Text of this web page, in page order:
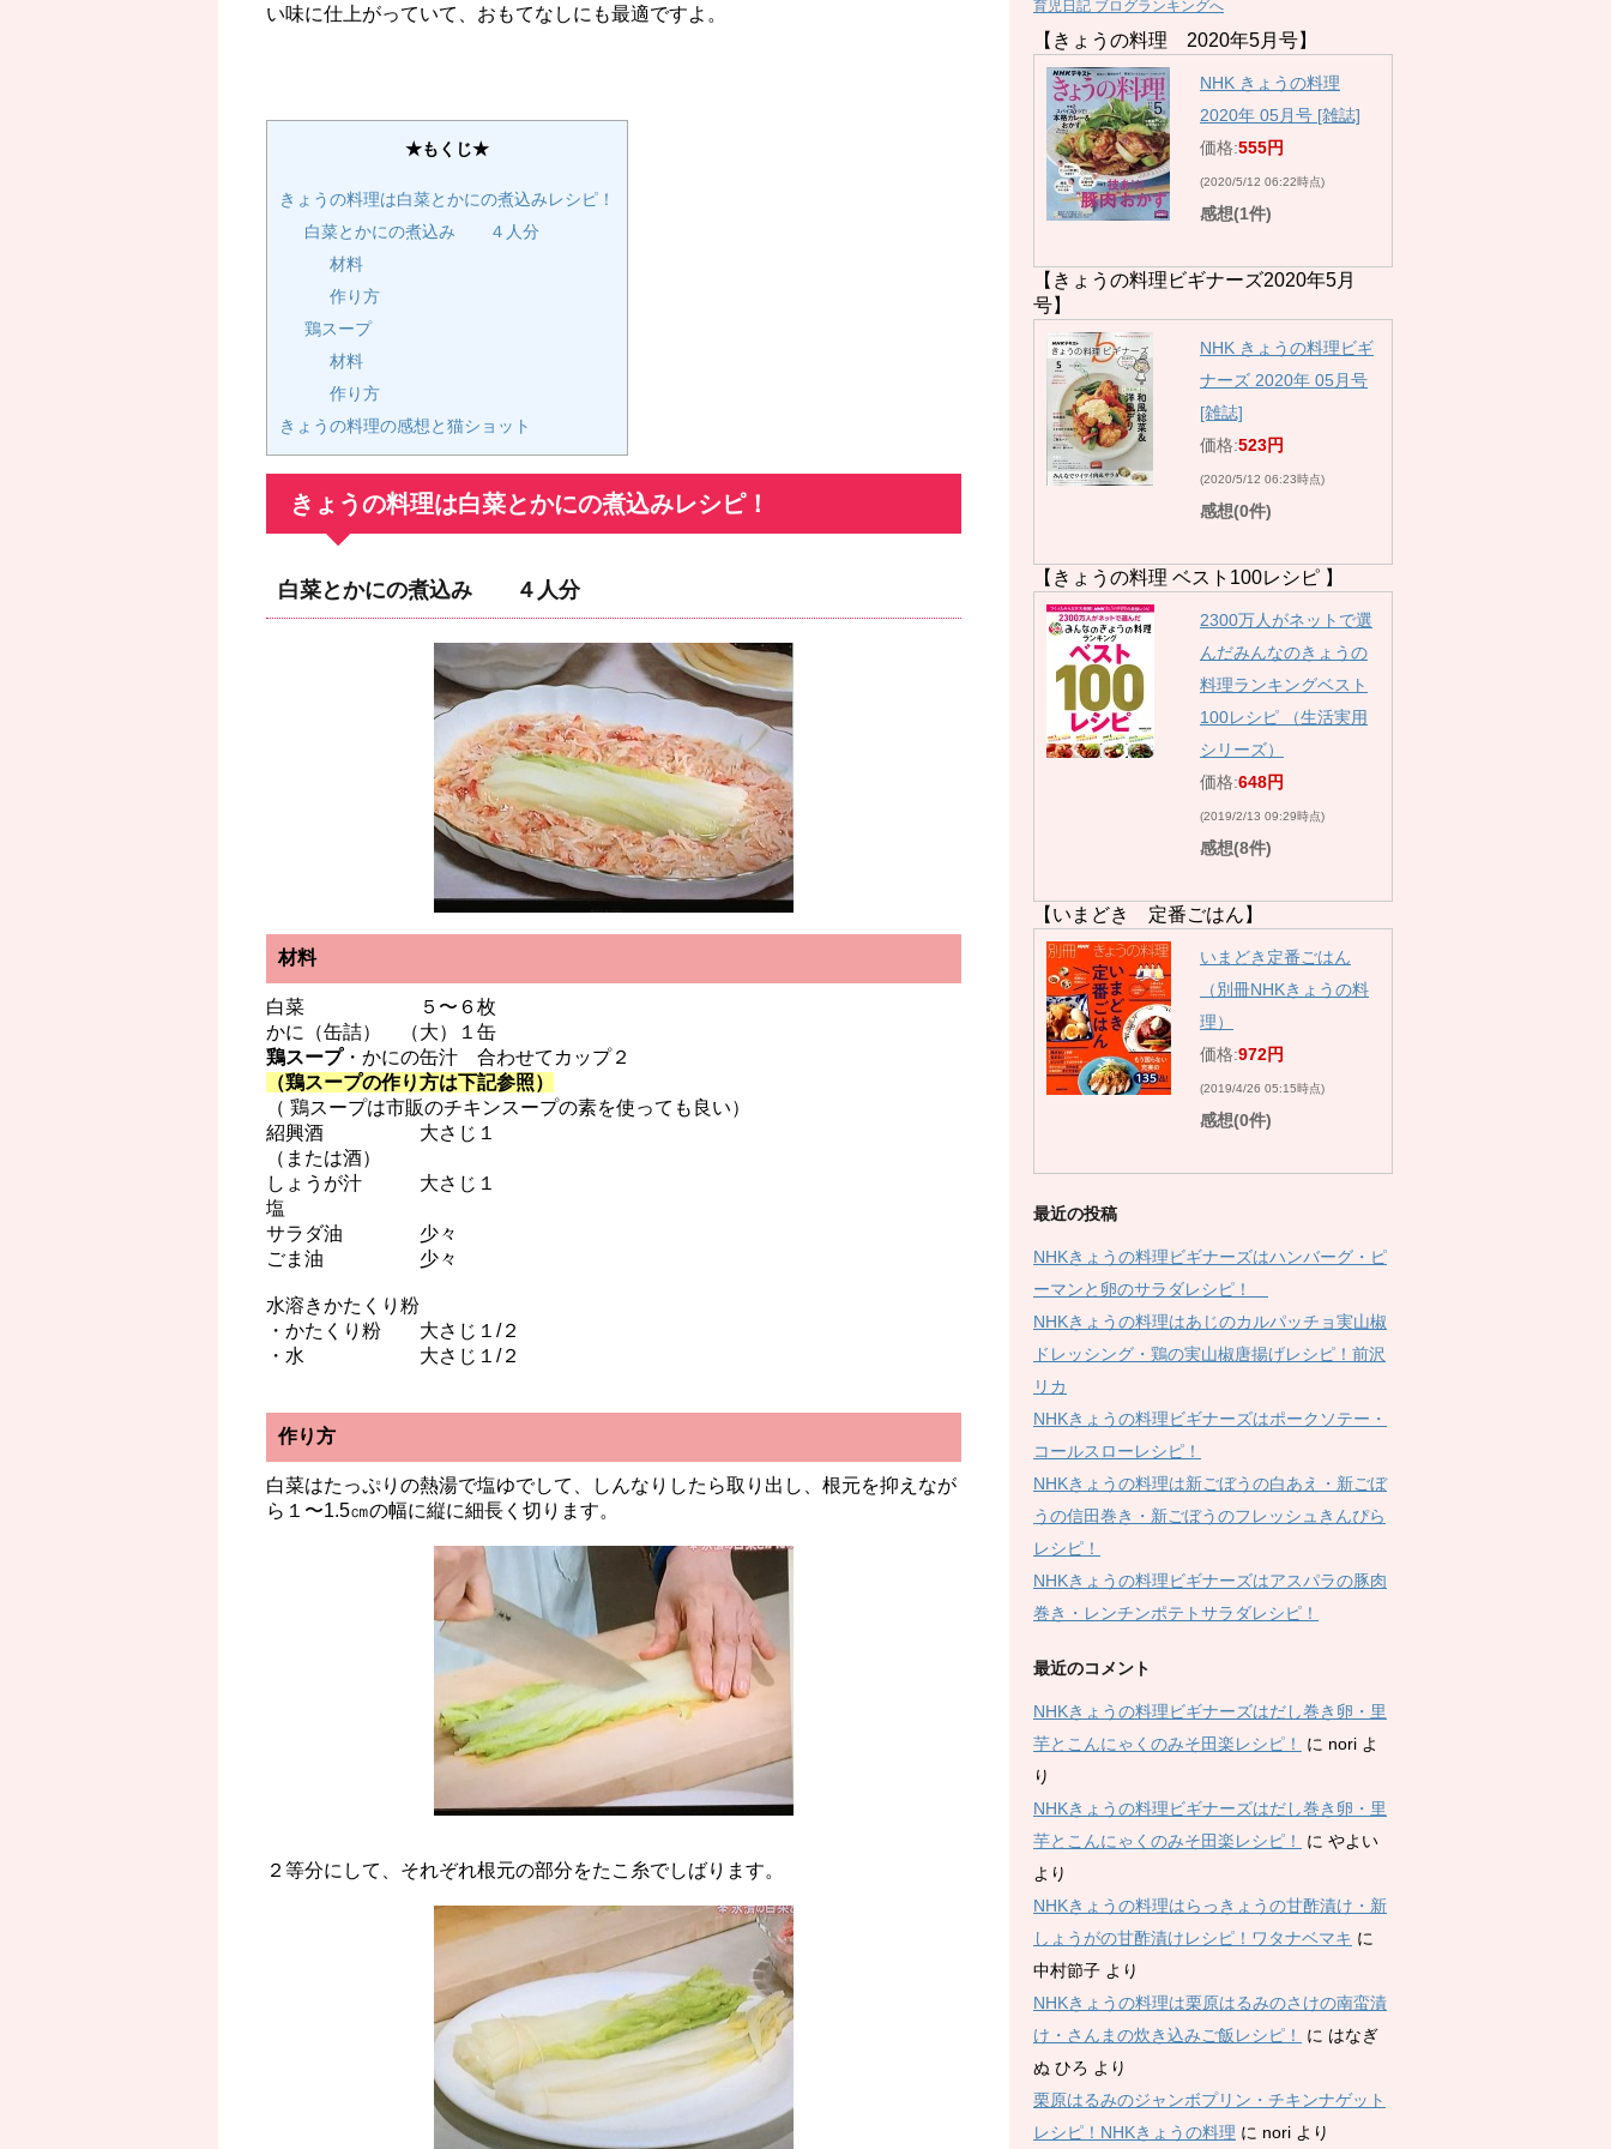
い味に仕上がっていて、おもてなしにも最適ですよ。
★もくじ★
きょうの料理は白菜とかにの煮込みレシピ！
白菜とかにの煮込み ４人分
材料
作り方
鶏スープ
材料
作り方
きょうの料理の感想と猫ショット
きょうの料理は白菜とかにの煮込みレシピ！
白菜とかにの煮込み ４人分
材料
白菜 ５〜６枚
かに（缶詰） （大）１缶
鶏スープ・かにの缶汁 合わせてカップ２
（鶏スープの作り方は下記参照）
（ 鶏スープは市販のチキンスープの素を使っても良い）
紹興酒 大さじ１
（または酒）
しょうが汁 大さじ１
塩
サラダ油 少々
ごま油 少々
水溶きかたくり粉
・かたくり粉 大さじ１/２
・水 大さじ１/２
作り方
白菜はたっぷりの熱湯で塩ゆでして、しんなりしたら取り出し、根元を抑えなが
ら１〜1.5㎝の幅に縦に細長く切ります。
２等分にして、それぞれ根元の部分をたこ糸でしばります。
育児日記 ブログランキングへ
【きょうの料理 2020年5月号】
NHK きょうの料理
2020年 05月号 [雑誌]
価格:555円
(2020/5/12 06:22時点)
感想(1件)
【きょうの料理ビギナーズ2020年5月
号】
NHK きょうの料理ビギ
ナーズ 2020年 05月号
[雑誌]
価格:523円
(2020/5/12 06:23時点)
感想(0件)
【きょうの料理 ベスト100レシピ 】
2300万人がネットで選
んだみんなのきょうの
料理ランキングベスト
100レシピ （生活実用
シリーズ）
価格:648円
(2019/2/13 09:29時点)
感想(8件)
【いまどき 定番ごはん】
いまどき定番ごはん
（別冊NHKきょうの料
理）
価格:972円
(2019/4/26 05:15時点)
感想(0件)
最近の投稿
NHKきょうの料理ビギナーズはハンバーグ・ピ
ーマンと卵のサラダレシピ！
NHKきょうの料理はあじのカルパッチョ実山椒
ドレッシング・鶏の実山椒唐揚げレシピ！前沢
リカ
NHKきょうの料理ビギナーズはポークソテー・
コールスローレシピ！
NHKきょうの料理は新ごぼうの白あえ・新ごぼ
うの信田巻き・新ごぼうのフレッシュきんぴら
レシピ！
NHKきょうの料理ビギナーズはアスパラの豚肉
巻き・レンチンポテトサラダレシピ！
最近のコメント
NHKきょうの料理ビギナーズはだし巻き卵・里
芋とこんにゃくのみそ田楽レシピ！
に nori よ
り
NHKきょうの料理ビギナーズはだし巻き卵・里
芋とこんにゃくのみそ田楽レシピ！
に やよい
より
NHKきょうの料理はらっきょうの甘酢漬け・新
しょうがの甘酢漬けレシピ！ワタナベマキ に
中村節子 より
NHKきょうの料理は栗原はるみのさけの南蛮漬
け・さんまの炊き込みご飯レシピ！
に はなぎ
ぬ ひろ より
栗原はるみのジャンボプリン・チキンナゲット
レシピ！NHKきょうの料理 に nori より